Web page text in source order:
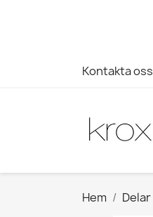
Kontakta oss
Hem Delar